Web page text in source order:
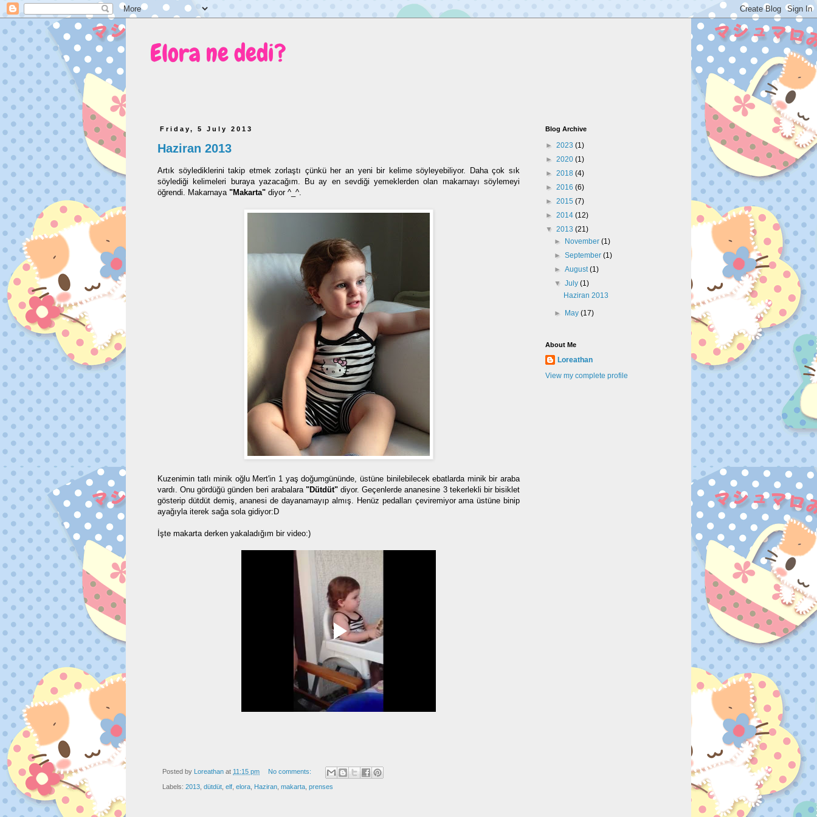
Elora ne dedi?
Friday, 5 July 2013
Haziran 2013
Artık söylediklerini takip etmek zorlaştı çünkü her an yeni bir kelime söyleyebiliyor. Daha çok sık
söylediği kelimeleri buraya yazacağım. Bu ay en sevdiği yemeklerden olan makarnayı söylemeyi
öğrendi. Makarnaya "Makarta" diyor ^_^.
Kuzenimin tatlı minik oğlu Mert'in 1 yaş doğumgününde, üstüne binilebilecek ebatlarda minik bir araba
vardı. Onu gördüğü günden beri arabalara "Dütdüt"diyor. Geçenlerde ananesine 3 tekerlekli bir bisiklet
gösterip dütdüt demiş, ananesi de dayanamayıp almış. Henüz pedalları çeviremiyor ama üstüne binip
ayağıyla iterek sağa sola gidiyor:D
İşte makarta derken yakaladığım bir video:)
Posted by Loreathan at 11:15 pm No comments:
Labels: 2013 dütdüt elf elora Haziran makarta prenses
Blog Archive
► 2023 (1)
► 2020 (1)
► 2018 (4)
► 2016 (6)
► 2015 (7)
► 2014 (12)
▼ 2013 (21)
►
November(1)
►September(1)
►August(1)
▼July(1)
Haziran 2013
► May(17)
About Me
Loreathan
View my complete profile